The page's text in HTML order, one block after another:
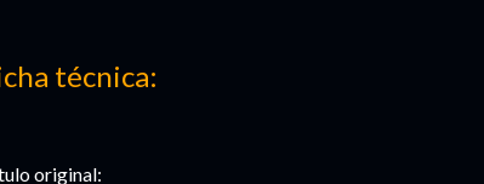
técnica:
original: